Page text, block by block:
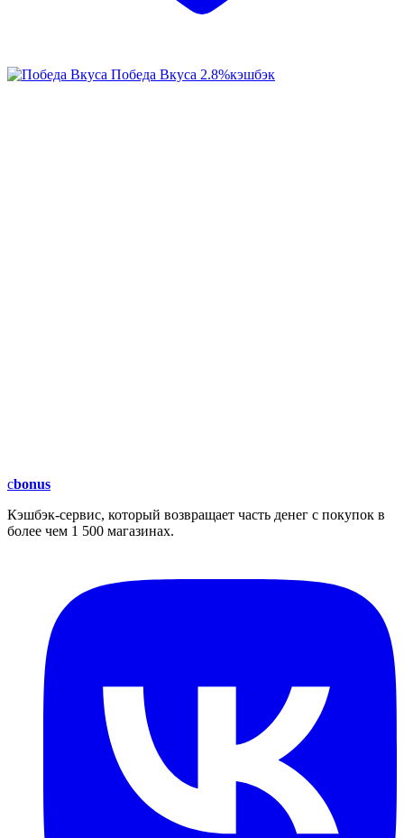
Победа Вкуса 2.8%кэшбэк
cbonus
Кэшбэк-сервис, который возвращает часть денег с покупок в
более чем 1 500 магазинах.